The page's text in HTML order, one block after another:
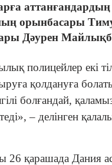
орынбасары
Дәурен
полицейлер екі
қолдануға
болғандай,
– делінген
26 қарашада Дания